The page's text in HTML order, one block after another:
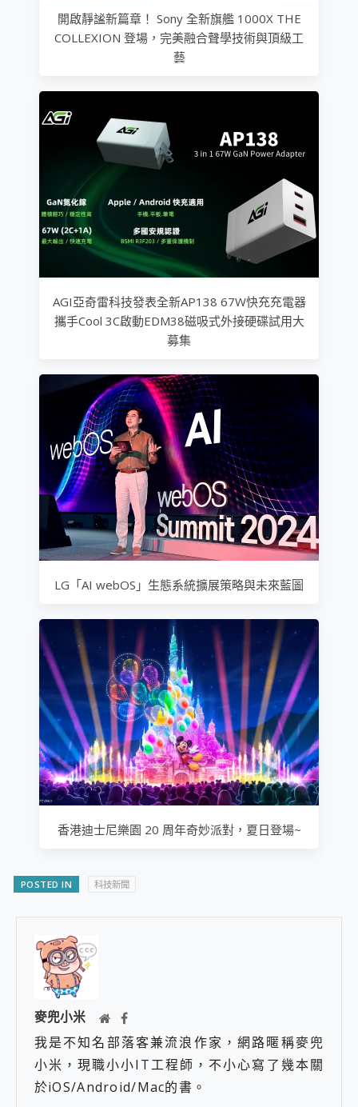
開啟靜謐新篇章！ Sony 全新旗艦 1000X THE
COLLEXION 登場，完美融合聲學技術與頂級工
藝
AGI亞奇雷科技發表全新AP138 67W快充充電器
攜手Cool 3C啟動EDM38磁吸式外接硬碟試用大
募集
LG「AI webOS」生態系統擴展策略與未來藍圖
香港迪士尼樂園 20 周年奇妙派對，夏日登場~
POSTED IN 科技新聞
麥兜小米
我是不知名部落客兼流浪作家，網路暱稱麥兜
小米，現職小小IT工程師，不小心寫了幾本關
於iOS/Android/Mac的書。